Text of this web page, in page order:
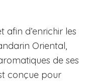
afin d’enrichir les
Oriental,
de ses
conçue pour